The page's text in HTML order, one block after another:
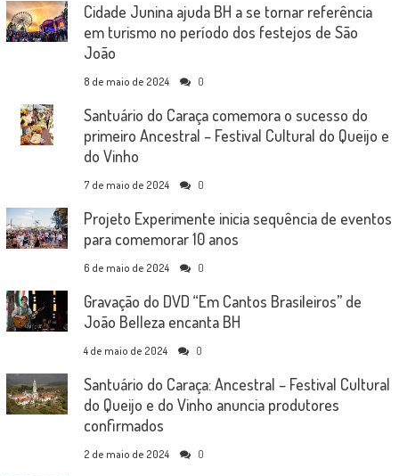
Cidade Junina ajuda BH a se tornar referência
em turismo no período dos festejos de São
João
8 de maio de 2024 0
Santuário do Caraça comemora o sucesso do
primeiro Ancestral – Festival Cultural do Queijo e
do Vinho
7 de maio de 2024 0
Projeto Experimente inicia sequência de eventos
para comemorar 10 anos
6 de maio de 2024 0
Gravação do DVD “Em Cantos Brasileiros” de
João Belleza encanta BH
4 de maio de 2024 0
Santuário do Caraça: Ancestral – Festival Cultural
do Queijo e do Vinho anuncia produtores
confirmados
2 de maio de 2024 0